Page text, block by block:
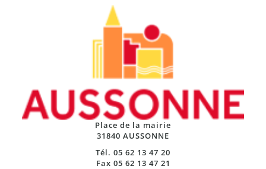
Place de la mairie
31840 AUSSONNE
Tél. 05 62 13 47 20
Fax 05 62 13 47 21